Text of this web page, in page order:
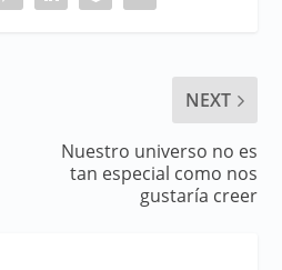
NEXT
Nuestro universo no es
tan especial como nos
gustaría creer